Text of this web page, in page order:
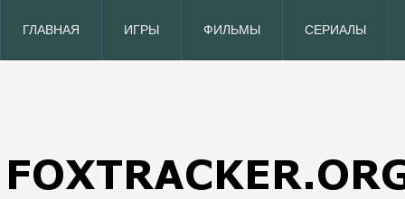
ГЛАВНАЯ ИГРЫ ФИЛЬМЫ СЕРИАЛЫ